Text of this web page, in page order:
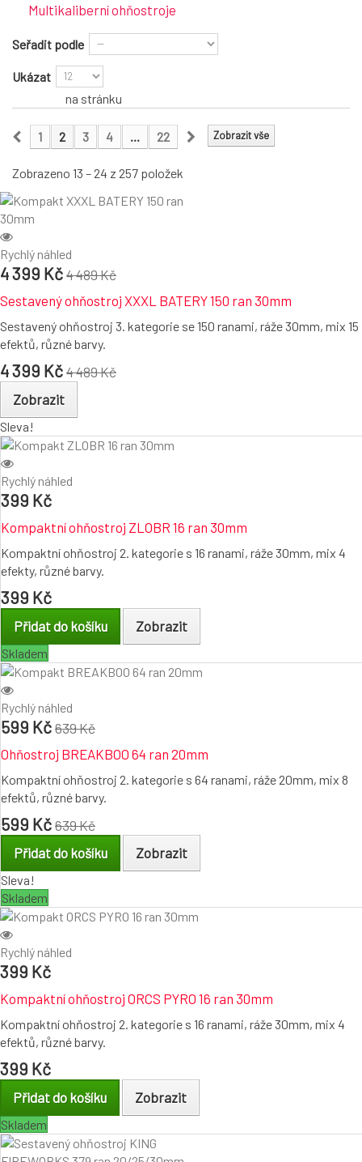
Multikaliberní ohňostroje
Seřadit podle
Ukázat
na stránku
Zobrazit vše
1 2 3 4 ... 22
Zobrazeno 13 – 24 z 257 položek
Rychlý náhled
4 399 Kč 4 489 Kč
Sestavený ohňostroj XXXL BATERY 150 ran 30mm
Sestavený ohňostroj 3. kategorie se 150 ranami, ráže 30mm, mix 15
efektů, různé barvy.
4 399 Kč 4 489 Kč
Zobrazit
Sleva!
Rychlý náhled
399 Kč
Kompaktní ohňostroj ZLOBR 16 ran 30mm
Kompaktní ohňostroj 2. kategorie s 16 ranami, ráže 30mm, mix 4
efekty, různé barvy.
399 Kč
Přidat do košíku Zobrazit
Skladem
Rychlý náhled
599 Kč 639 Kč
Ohňostroj BREAKBOO 64 ran 20mm
Kompaktní ohňostroj 2. kategorie s 64 ranami, ráže 20mm, mix 8
efektů, různé barvy.
599 Kč 639 Kč
Přidat do košíku
Zobrazit
Sleva!
Skladem
Rychlý náhled
399 Kč
Kompaktní ohňostroj ORCS PYRO 16 ran 30mm
Kompaktní ohňostroj 2. kategorie s 16 ranami, ráže 30mm, mix 4
efektů, různé barvy.
399 Kč
Přidat do košíku Zobrazit
Skladem